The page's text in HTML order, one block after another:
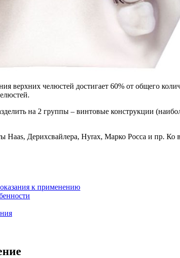
верхних челюстей достигает 60% от общего
на 2 группы – винтовые конструкции
Haas, Дерихсвайлера, Hyrax, Марко Росса и пр.
к применению